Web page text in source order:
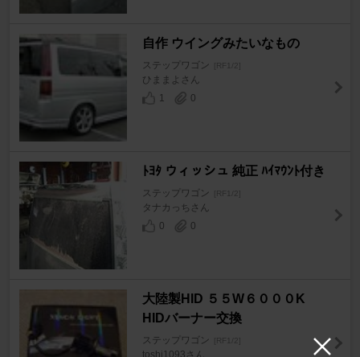
自作 ウイングみたいなもの
ステップワゴン [RF1/2]
ひままよさん
1
0
ﾄﾖﾀ ウィッシュ 純正 ﾊｲﾏｳﾝﾄ付き
ステップワゴン [RF1/2]
タナカっちさん
0
0
大陸製HID ５５W６０００K
HIDバーナー交換
ステップワゴン [RF1/2]
toshi1093さん